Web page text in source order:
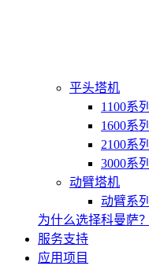
平头塔机
1100系列
1600系列
2100系列
3000系列
动臂塔机
动臂系列
为什么选择科曼萨？
服务支持
应用项目